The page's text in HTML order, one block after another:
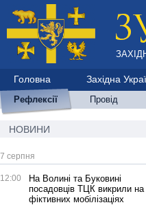
Головна Західна
Рефлексії Провід
НОВИНИ
7 серпня
12:00
На Волині та Буковині
посадовців ТЦК викрили на
фіктивних мобілізаціях